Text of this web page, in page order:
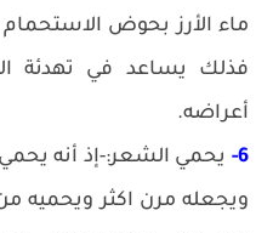
فذلك يساعد في تهدئة
أعراضه.
6-
يحمي الشعر:-إذ أنه
ويجعله مرن اكثر ويحميه